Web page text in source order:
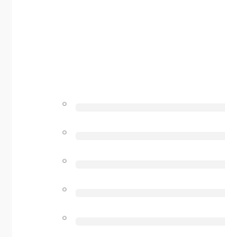
0
0
0
0
0